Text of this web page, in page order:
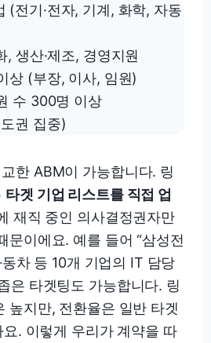
(전기·전자, 기계, 화학, 자동
, 생산·제조, 경영지원
상 (부장, 이사, 임원)
수 300명 이상
권 집중)
한 ABM이 가능합니다. 링
타겟 기업 리스트를 직접 업
재직 중인 의사결정권자만
문이에요. 예를 들어 “삼성전
차 등 10개 기업의 IT 담당
은 타겟팅도 가능합니다. 링
높지만, 전환율은 일반 타겟
. 이렇게 우리가 계약을 따